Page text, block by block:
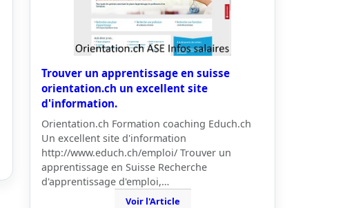
Trouver un apprentissage en suisse
orientation.ch un excellent site
d'information.
Orientation.ch Formation coaching Educh.ch
Un excellent site d'information
http://www.educh.ch/emploi/ Trouver un
apprentissage en Suisse Recherche
d'apprentissage d'emploi,…
Voir l'Article